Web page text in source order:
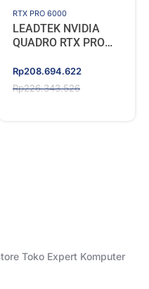
RTX PRO 6000
LEADTEK NVIDIA
QUADRO RTX PRO
MAX-Q 96GB GDDR7
Workstation Edition
Rp226.343.526
Original
price
Rp208.694.622
Current
price
Toko Expert Komputer